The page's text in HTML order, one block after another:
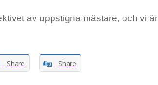
av uppstigna mästare, och vi är
Share Share